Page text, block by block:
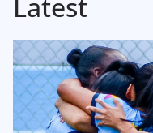
Latest